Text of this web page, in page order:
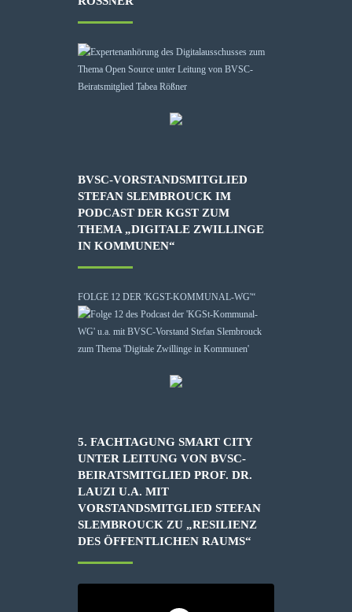
BVSC-VORSTANDSMITGLIED
STEFAN SLEMBROUCK IM
PODCAST DER KGST ZUM
THEMA „DIGITALE ZWILLINGE
IN KOMMUNEN“
FOLGE 12 DER 'KGST-KOMMUNAL-WG'“
5. FACHTAGUNG SMART CITY
UNTER LEITUNG VON BVSC-
BEIRATSMITGLIED PROF. DR.
LAUZI U.A. MIT
VORSTANDSMITGLIED STEFAN
SLEMBROUCK ZU „RESILIENZ
DES ÖFFENTLICHEN RAUMS“